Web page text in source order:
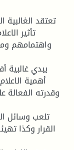
واهتمامهم
القرار وكذا